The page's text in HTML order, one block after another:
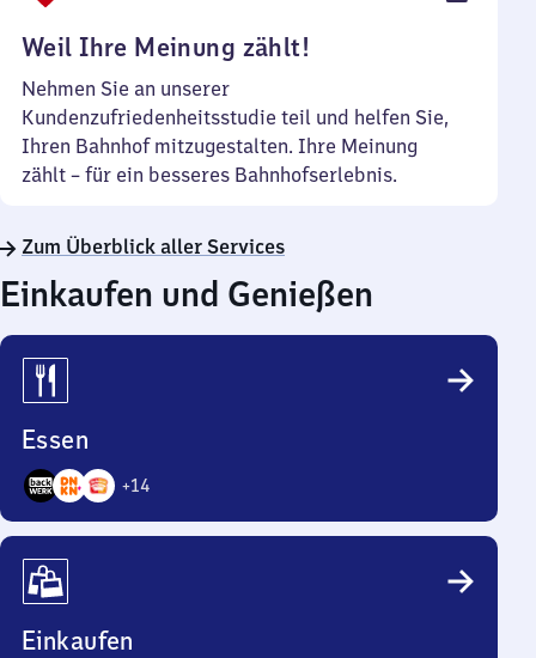
Weil Ihre Meinung zählt!
Nehmen Sie an unserer
Kundenzufriedenheitsstudie teil und helfen Sie,
Ihren Bahnhof mitzugestalten. Ihre Meinung
zählt – für ein besseres Bahnhofserlebnis.
Zum Überblick aller Services
Einkaufen und Genießen
Essen
+14
17
Einkaufen